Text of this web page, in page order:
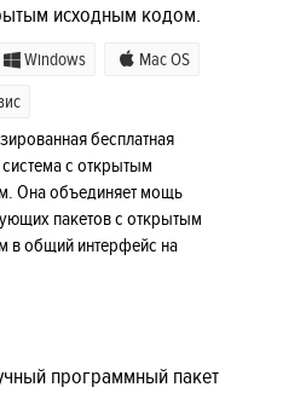
исходным кодом.
Windows Mac OS
бесплатная
с открытым
Она объединяет мощь
пакетов с открытым
в общий интерфейс на
программный пакет